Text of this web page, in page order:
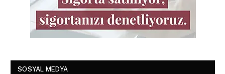
SOSYAL MEDYA